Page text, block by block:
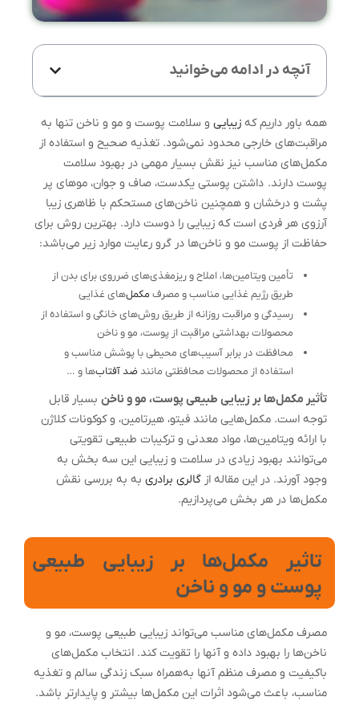
آنچه در ادامه می‌خوانید
همه باور داریم که زیبایی و سلامت پوست و مو و ناخن تنها به
مراقبت‌های خارجی محدود نمی‌شود. تغذیه صحیح و استفاده از
مکمل‌های مناسب نیز نقش بسیار مهمی در بهبود سلامت
پوست دارند. داشتن پوستی یکدست، صاف و جوان، موهای پر
پشت و درخشان و همچنین ناخن‌های مستحکم با ظاهری زیبا
آرزوی هر فردی است که زیبایی را دوست دارد. بهترین روش برای
حفاظت از پوست مو و ناخن‌ها در گرو رعایت موارد زیر می‌باشد:
تأمین ویتامین‎‌‌‌ها، املاح و ریزمغذی‌های ضرروی برای بدن از
طریق رژیم غذایی مناسب و مصرف مکمل‌های غذایی
رسیدگی و مراقبت روزانه از طریق روش‌های خانگی و استفاده از
محصولات بهداشتی مراقبت از پوست، مو و ناخن
محافظت در برابر آسیب‌های محیطی با پوشش مناسب و
استفاده از محصولات محافظتی مانند ضد آفتاب‌ها و …
تأثیر مکمل‌ها بر زیبایی طبیعی پوست، مو و ناخن بسیار قابل
توجه است. مکمل‌هایی مانند فیتو، هیرتامین، و کوکونات کلاژن
با ارائه ویتامین‌ها، مواد معدنی و ترکیبات طبیعی تقویتی
می‌توانند بهبود زیادی در سلامت و زیبایی این سه بخش به
وجود آورند. در این مقاله از گالری برادری به به بررسی نقش
مکمل‌ها در هر بخش می‌پردازیم.
تاثیر مکمل‌ها بر زیبایی طبیعی
پوست و مو و ناخن
مصرف مکمل‌های مناسب می‌تواند زیبایی طبیعی پوست، مو و
ناخن‌ها را بهبود داده و آنها را تقویت کند. انتخاب مکمل‌های
باکیفیت و مصرف منظم آنها به‌همراه سبک زندگی سالم و تغذیه
مناسب، باعث می‌شود اثرات این مکمل‌ها بیشتر و پایدارتر باشد.